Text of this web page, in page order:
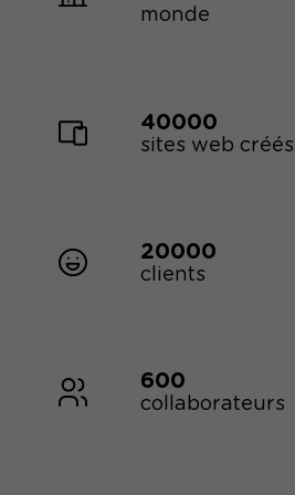
monde
40000
sites web créés
20000
clients
600
collaborateurs